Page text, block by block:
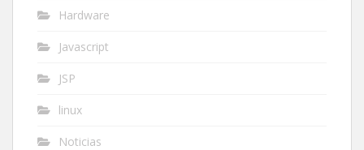
Hardware
Javascript
JSP
linux
Noticias